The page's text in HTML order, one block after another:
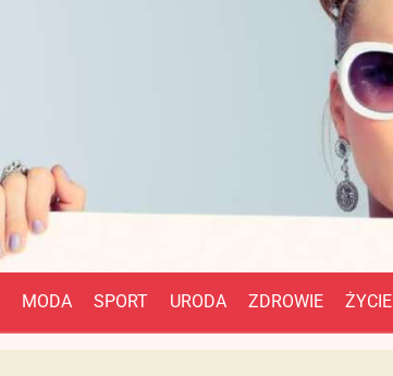
MODA SPORT URODA ZDROWIE ŻYCIE